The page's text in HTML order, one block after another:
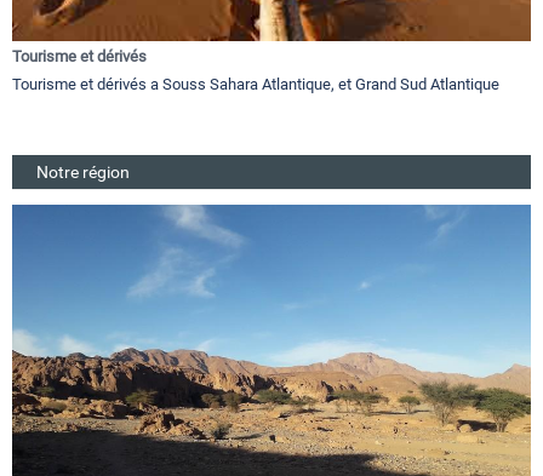
Tourisme et dérivés
Tourisme et dérivés a Souss Sahara Atlantique, et Grand Sud Atlantique
Notre région